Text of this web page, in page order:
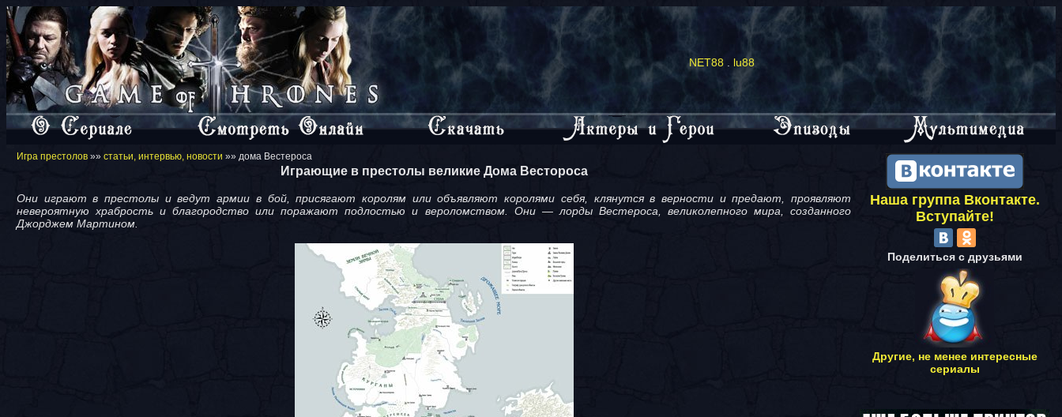
NET88. lu88
Игра престолов »» статьи, интервью, новости »» дома Вестероса
Играющие в престолы великие Дома Вестороса
Они играют в престолы и ведут армии в бой, присягают королям или объявляют королями себя, клянутся в верности и предают, проявляют
невероятную храбрость и благородство или поражают подлостью и вероломством. Они — лорды Вестероса, великолепного мира, созданного
Джорджем Мартином.
Наша группа Вконтакте.
Вступайте!
Поделиться с друзьями
Другие, не менее интересные
сериалы